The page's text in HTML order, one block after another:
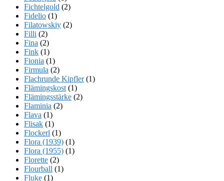
Fichtelgold (2)
Fidelio (1)
Filatowskiy (2)
Filli (2)
Fina (2)
Fink (1)
Fionia (1)
Firmula (2)
Flachrunde Kipfler(1)
Flämingskost (1)
Flämingsstärke (2)
Flaminia (2)
Flava (1)
Flisak (1)
Flockerl (1)
Flora (1939) (1)
Flora (1955) (1)
Florette (2)
Flourball (1)
Fluke (1)